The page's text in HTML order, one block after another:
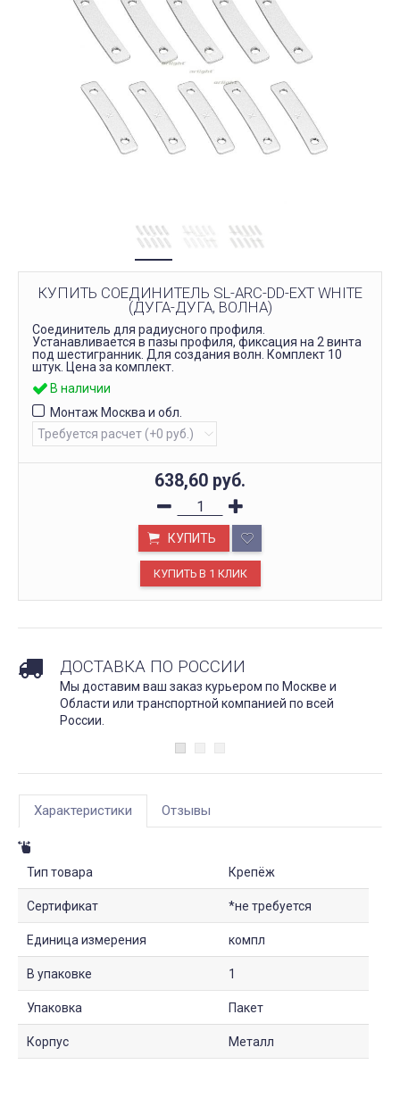
КУПИТЬ СОЕДИНИТЕЛЬ SL-ARC-DD-EXT WHITE
(ДУГА-ДУГА, ВОЛНА)
Соединитель для радиусного профиля.
Устанавливается в пазы профиля, фиксация на 2 винта
под шестигранник. Для создания волн. Комплект 10
штук. Цена за комплект.
В наличии
Монтаж Москва и обл.
638,60 руб.
КУПИТЬ
ДОСТАВКА ПО РОССИИ
Мы доставим ваш заказ курьером по Москве и
Области или транспортной компанией по всей
России.
Характеристики Отзывы
Тип товара Крепёж
Сертификат *не требуется
Единица измерения компл
В упаковке 1
Упаковка Пакет
Корпус Металл